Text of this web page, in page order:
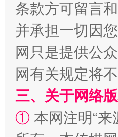
站台名比不上好声名
条款方可留言
并承担一切因
网只是提供公
网有关规定将
三、关于网络
① 本网注明“